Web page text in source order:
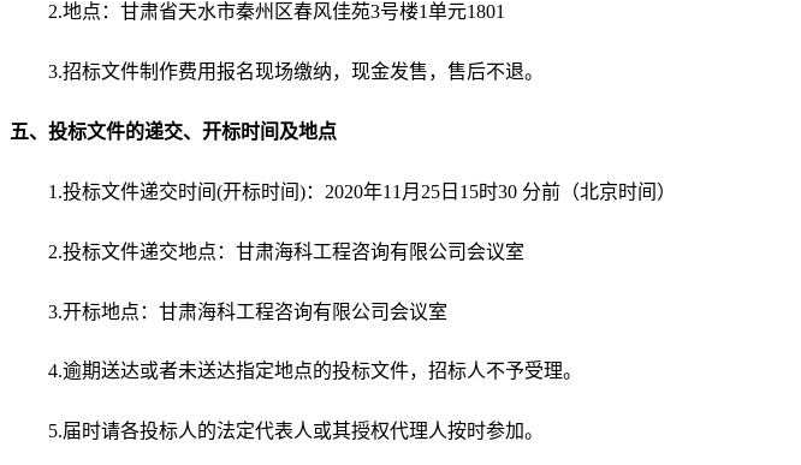
2.地点： 甘肃省天水市秦州区春风佳苑3号楼1单元1801
3.招标文件制作费用报名现场缴纳， 现金发售，售后不退。
五、投标文件的递交、开标时间及地点
1.投标文件递交时间(开标时间)： 2020年11 月 25 日 15时30 分前（北京时间）
2.投标文件递交地点：甘肃海科工程咨询有限公司会议室
3.开标地点：甘肃海科工程咨询有限公司会议室
4.逾期送达或者未送达指定地点的投标文件，招标人不予受理。
5.届时请各投标人的法定代表人或其授权代理人按时参加。